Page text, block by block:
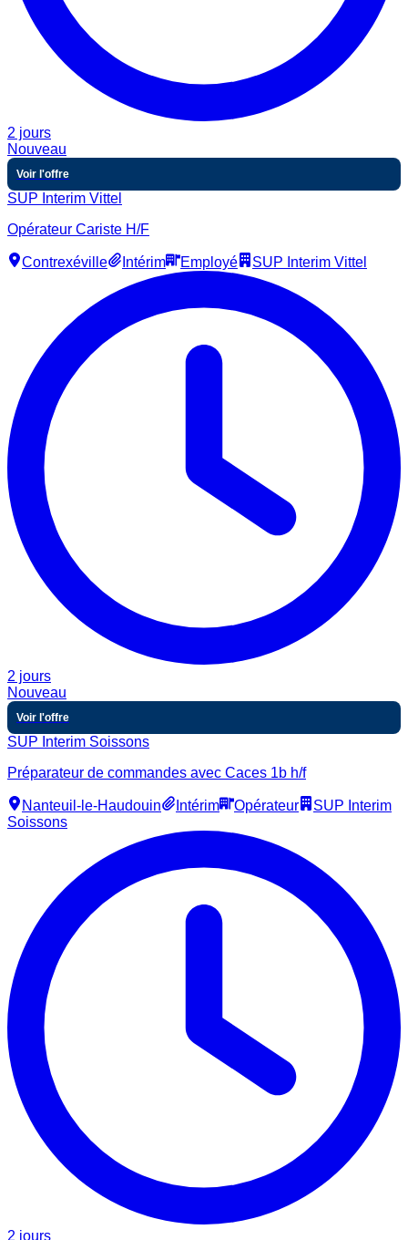
2 jours
Nouveau
Voir l'offre
SUP Interim Vittel
Opérateur Cariste H/F
Contrexéville Intérim Employé SUP Interim Vittel
2 jours
Nouveau
Voir l'offre
SUP Interim Soissons
Préparateur de commandes avec Caces 1b h/f
Nanteuil-le-Haudouin Intérim Opérateur
SUP Interim
Soissons
2 jours